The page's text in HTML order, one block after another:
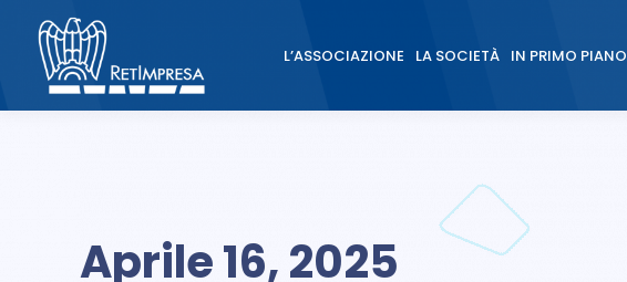
L’ASSOCIAZIONE LA SOCIETÀ IN PRIMO PIANO
Aprile 16, 2025
L’ASSOCIAZIONE LA SOCIETÀ IN PRIMO PIANO